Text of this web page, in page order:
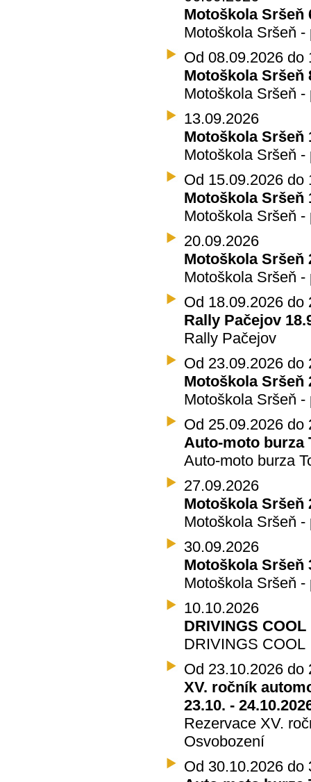
Motoškola Sršeň
Motoškola Sršeň
Od 08.09.2026 do
Motoškola Sršeň
Motoškola Sršeň
13.09.2026
Motoškola Sršeň
Motoškola Sršeň
Od 15.09.2026 do
Motoškola Sršeň
Motoškola Sršeň
20.09.2026
Motoškola Sršeň
Motoškola Sršeň
Od 18.09.2026 do
Rally Pačejov
Rally Pačejov
Od 23.09.2026 do
Motoškola Sršeň
Motoškola Sršeň
Od 25.09.2026 do
Auto-moto burza
Auto-moto burza
27.09.2026
Motoškola Sršeň
Motoškola Sršeň
30.09.2026
Motoškola Sršeň
Motoškola Sršeň
10.10.2026
DRIVINGS COOL
DRIVINGS COOL
Od 23.10.2026 do
XV. ročník
23.10. -
Rezervace XV.
Osvobození
Od 30.10.2026 do